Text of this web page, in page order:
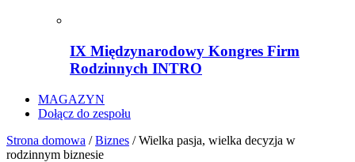
IX Międzynarodowy Kongres Firm
Rodzinnych INTRO
MAGAZYN
Dołącz do zespołu
Strona domowa / Biznes / Wielka pasja, wielka decyzja w
rodzinnym biznesie